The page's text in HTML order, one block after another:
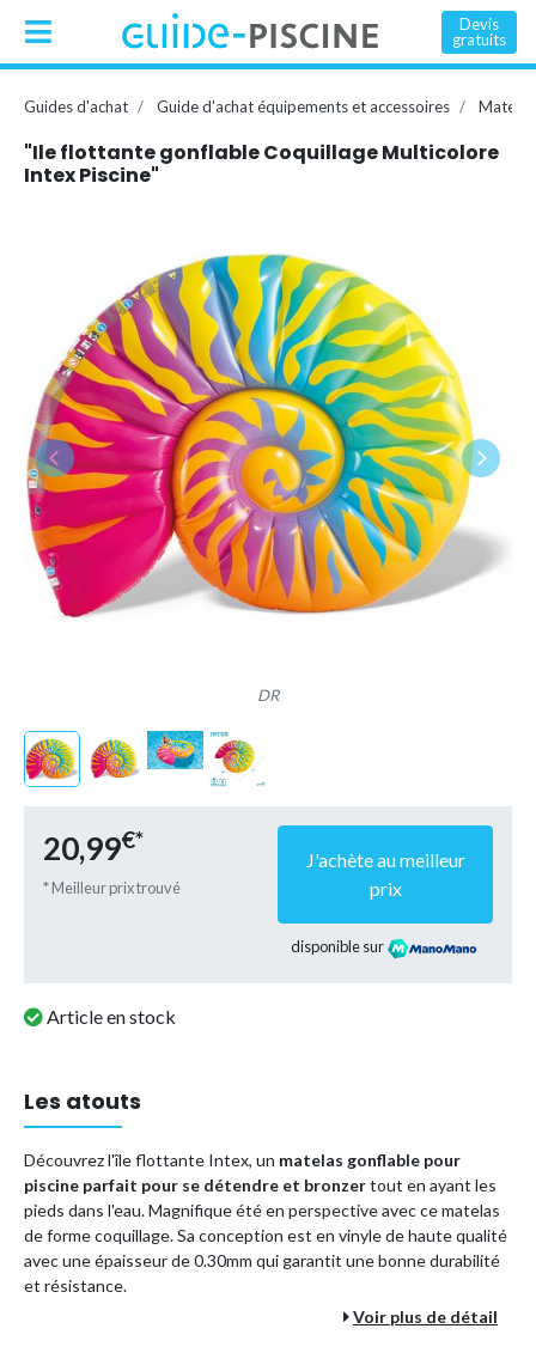
Devis
gratuits
Guides d'achat Guide d'achat équipements et accessoires
"Ile flottante gonflable Coquillage Multicolore
Intex Piscine"
DR
20,99€*
* Meilleur prix trouvé
J'achète au meilleur
prix
disponible sur
Article en stock
Les atouts
Découvrez l'île flottante Intex, un matelas gonflable pour
piscine parfait pour se détendre et bronzertout en ayant les
pieds dans l'eau. Magnifique été en perspective avec ce matelas
de forme coquillage. Sa conception est en vinyle de haute qualité
avec une épaisseur de 0.30mm qui garantit une bonne durabilité
et résistance.
Avec une capacité d'accueil de 100kg, ce matelas piscine est
Voir plus de détail